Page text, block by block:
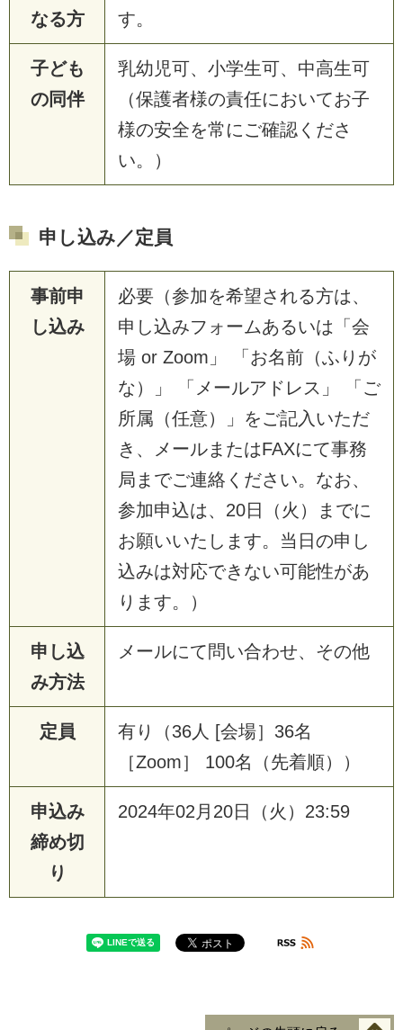
なる方
す。
子ども
の同伴
乳幼児可、小学生可、中高生可
（保護者様の責任においてお子
様の安全を常にご確認くださ
い。）
申し込み／定員
事前申
し込み
必要（参加を希望される方は、
申し込みフォームあるいは「会
場 or Zoom」 「お名前（ふりが
な）」 「メールアドレス」 「ご
所属（任意）」をご記入いただ
き、メールまたはFAXにて事務
局までご連絡ください。なお、
参加申込は、20日（火）までに
お願いいたします。当日の申し
込みは対応できない可能性があ
ります。）
申し込
み方法
メールにて問い合わせ、その他
定員
有り（36人 [会場］36名
［Zoom］ 100名（先着順））
申込み
締め切
り
2024年02月20日（火）23:59